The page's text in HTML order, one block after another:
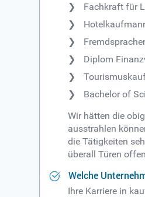
Fachkraft für
Diplom
Bachelor of
Wir hätten die
ausstrahlen
die Tätigkeiten
überall Türen
Welche
Ihre Karriere in